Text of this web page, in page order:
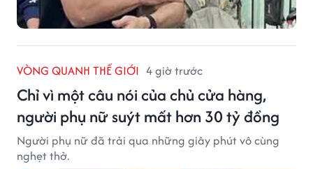
VÒNG QUANH THẾ GIỚI 4 giờ trước
Chỉ vì một câu nói của chủ cửa hàng,
người phụ nữ suýt mất hơn 30 tỷ đồng
Người phụ nữ đã trải qua những giây phút vô cùng
nghẹt thở.